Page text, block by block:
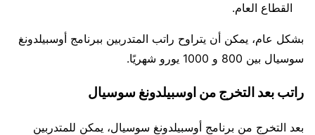
القطاع العام.
بشكل عام، يمكن أن يتراوح راتب المتدربين ببرنامج أوسبيلدونغ
سوسيال بين 800 و 1000 يورو شهريًا.
راتب بعد التخرج من اوسبيلدونغ سوسيال
بعد التخرج من برنامج أوسبيلدونغ سوسيال، يمكن للمتدربين